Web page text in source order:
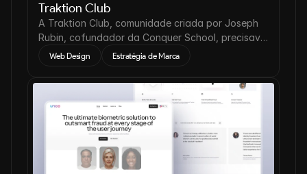
Traktion Club
A Traktion Club, comunidade criada por Joseph
Rubin, cofundador da Conquer School, precisava
reposicionar sua presença digital.
Web Design Estratégia de Marca